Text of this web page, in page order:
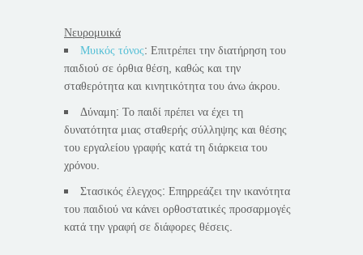
Νευρομυικά
Μυικός τόνος: Επιτρέπει την διατήρηση του
παιδιού σε όρθια θέση, καθώς και την
σταθερότητα και κινητικότητα του άνω άκρου.
Δύναμη: Το παιδί πρέπει να έχει τη
δυνατότητα μιας σταθερής σύλληψης και θέσης
του εργαλείου γραφής κατά τη διάρκεια του
χρόνου.
Στασικός έλεγχος: Επηρρεάζει την ικανότητα
του παιδιού να κάνει ορθοστατικές προσαρμογές
κατά την γραφή σε διάφορες θέσεις.